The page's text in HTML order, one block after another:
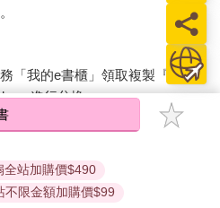
「我的e書櫃」領取複製『兌換
進行兌換。
購買的電子書僅能以金石堂專屬
以其他閱讀器或直接下載檔案。
條及行政院消費者保護處公告之
站加購價$490
限金額加購價$99